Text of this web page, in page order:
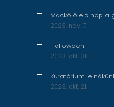
Mackó ölelő nap a
2023. nov. 7.
Halloween
2023. okt. 31.
Kuratóriumi
2023. okt. 21.